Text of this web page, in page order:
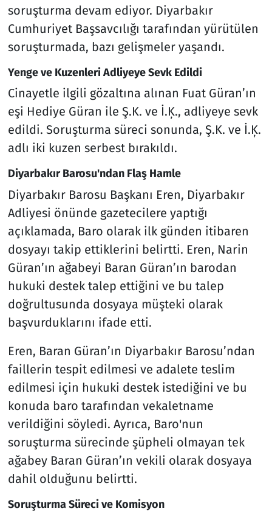
soruşturma devam ediyor. Diyarbakır
Cumhuriyet Başsavcılığı tarafından yürütülen
soruşturmada, bazı gelişmeler yaşandı.
Yenge ve Kuzenleri Adliyeye Sevk Edildi
Cinayetle ilgili gözaltına alınan Fuat Güran’ın
eşi Hediye Güran ile Ş.K. ve İ.Ķ., adliyeye sevk
edildi. Soruşturma süreci sonunda, Ş.K. ve İ.Ķ.
adlı iki kuzen serbest bırakıldı.
Diyarbakır Barosu'ndan Flaş Hamle
Diyarbakır Barosu Başkanı Eren, Diyarbakır
Adliyesi önünde gazetecilere yaptığı
açıklamada, Baro olarak ilk günden itibaren
dosyayı takip ettiklerini belirtti. Eren, Narin
Güran’ın ağabeyi Baran Güran’ın barodan
hukuki destek talep ettiğini ve bu talep
doğrultusunda dosyaya müşteki olarak
başvurduklarını ifade etti.
Eren, Baran Güran’ın Diyarbakır Barosu’ndan
faillerin tespit edilmesi ve adalete teslim
edilmesi için hukuki destek istediğini ve bu
konuda baro tarafından vekaletname
verildiğini söyledi. Ayrıca, Baro'nun
soruşturma sürecinde şüpheli olmayan tek
ağabey Baran Güran’ın vekili olarak dosyaya
dahil olduğunu belirtti.
Soruşturma Süreci ve Komisyon
Televizyon